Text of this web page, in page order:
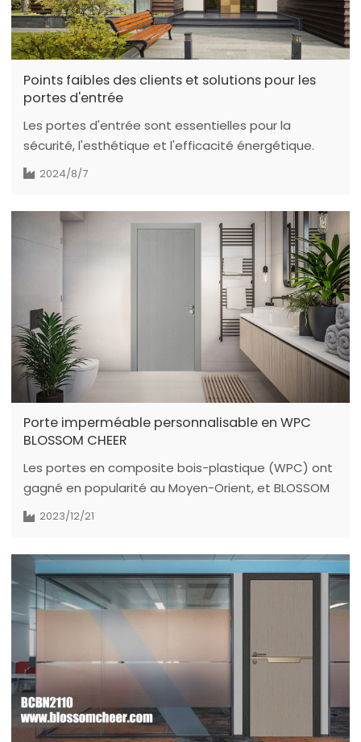
Points faibles des clients et solutions pour les
portes d'entrée
Les portes d'entrée sont essentielles pour la
sécurité, l'esthétique et l'efficacité énergétique.
Cet article analyse les groupes de clients, leurs
2024/8/7
Porte imperméable personnalisable en WPC
BLOSSOM CHEER
Les portes en composite bois-plastique (WPC) ont
gagné en popularité au Moyen-Orient, et BLOSSOM
CHEER reçoit de nombreuses commandes pour ses
2023/12/21